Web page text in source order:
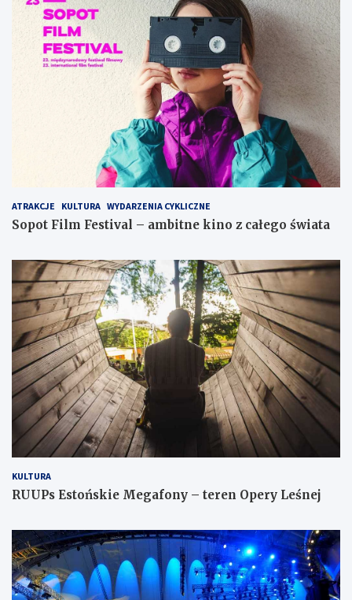
ATRAKCJE KULTURA WYDARZENIA CYKLICZNE
Sopot Film Festival – ambitne kino z całego świata
KULTURA
RUUPs Estońskie Megafony – teren Opery Leśnej